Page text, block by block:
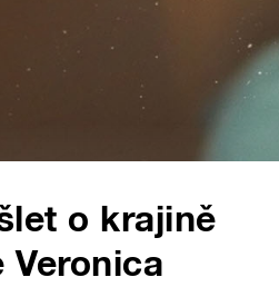
o krajině